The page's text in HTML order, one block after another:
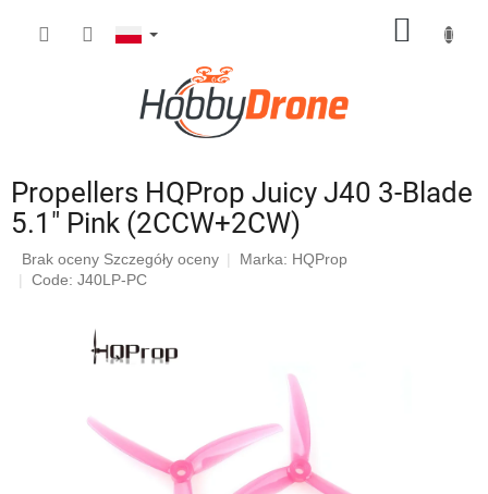
Propellers HQProp Juicy J40 3-Blade
5.1" Pink (2CCW+2CW)
Średnia
ocena
Brak oceny Szczegóły oceny Marka: HQProp
Code: J40LP-PC